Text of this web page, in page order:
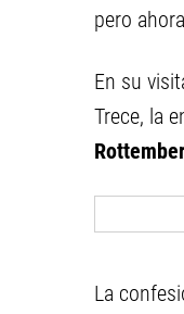
pero
En su
Trece, la
La